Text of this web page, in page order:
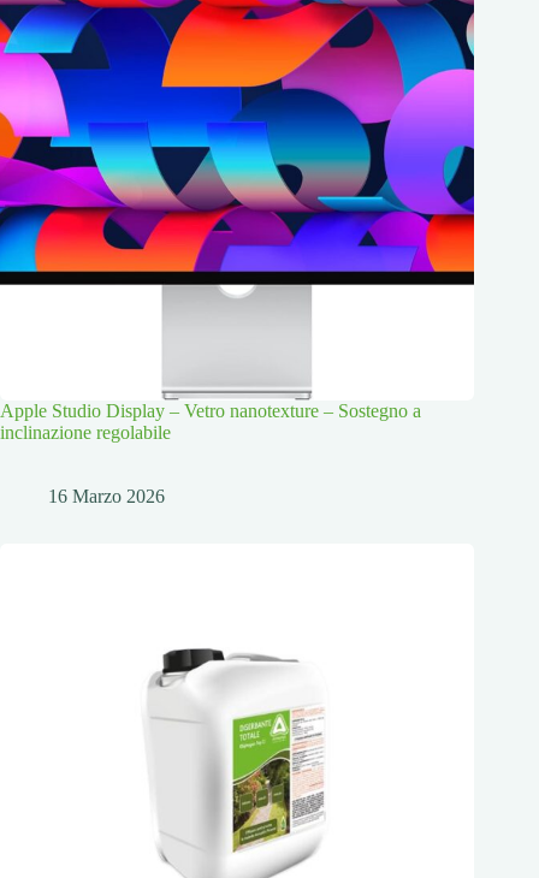
Apple Studio Display – Vetro nanotexture – Sostegno a
inclinazione regolabile
16 Marzo 2026